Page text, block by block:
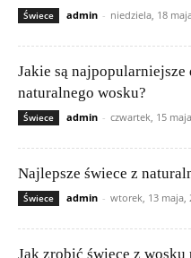
Świece admin - niedziela, 18
Jakie są
naturalnego wosku?
Świece admin - czwartek, 15
Najlepsze świece z
Świece admin - wtorek, 13 maja,
Jak zrobić świece z wosku